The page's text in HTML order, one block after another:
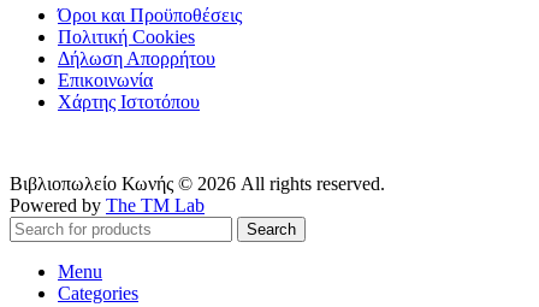
Όροι και Προϋποθέσεις
Πολιτική Cookies
Δήλωση Απορρήτου
Επικοινωνία
Χάρτης Ιστοτόπου
Βιβλιοπωλείο Κωνής © 2026 All rights reserved.
Powered by The TM Lab
Search
Menu
Categories